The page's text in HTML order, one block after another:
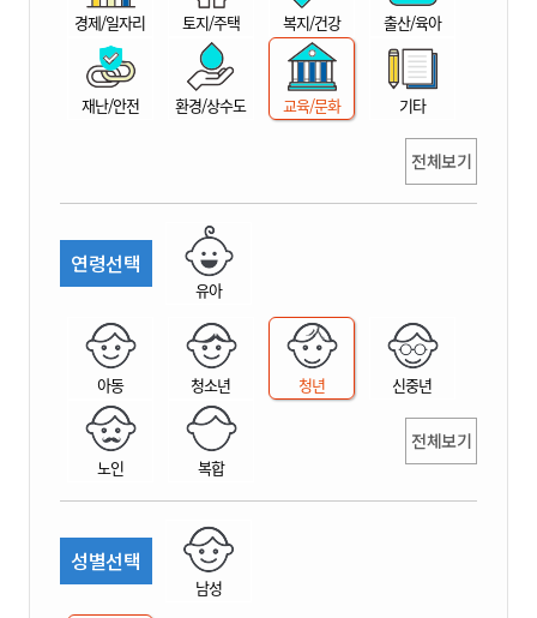
산
경제/일자리 토지/주택 복지/건강 출산/육아
재난/안전 환경/상수도 교육/문화 기타
전체보기
연령선택
유아
아동 청소년 청년 신중년
노인 복합
전체보기
성별선택
남성